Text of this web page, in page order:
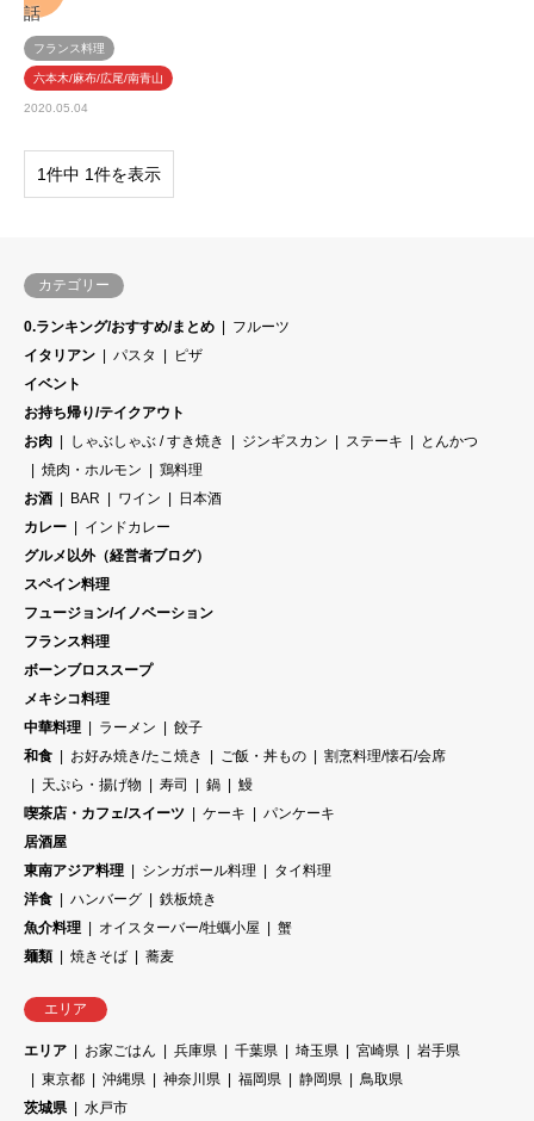
話
フランス料理
六本木/麻布/広尾/南青山
2020.05.04
1件中 1件を表示
カテゴリー
0.ランキング/おすすめ/まとめ
フルーツ
イタリアン
パスタ
ピザ
イベント
お持ち帰り/テイクアウト
お肉
しゃぶしゃぶ / すき焼き ジンギスカン ステーキ
とんかつ
焼肉・ホルモン
鶏料理
お酒
BAR ワイン
日本酒
カレー
インドカレー
グルメ以外（経営者ブログ）
スペイン料理
フュージョン/イノベーション
フランス料理
ボーンブロススープ
メキシコ料理
中華料理
ラーメン
餃子
和食
お好み焼き/たこ焼き ご飯・丼もの
割烹料理/懐石/会席
天ぷら・揚げ物
寿司 鍋
鰻
喫茶店・カフェ/スイーツ
ケーキ
パンケーキ
居酒屋
東南アジア料理
シンガポール料理
タイ料理
洋食
ハンバーグ
鉄板焼き
魚介料理
オイスターバー/牡蠣小屋
蟹
麺類
焼きそば 蕎麦
エリア
エリア お家ごはん 兵庫県 千葉県 埼玉県 宮崎県
岩手県
東京都
沖縄県 神奈川県 福岡県 静岡県
鳥取県
茨城県
水戸市